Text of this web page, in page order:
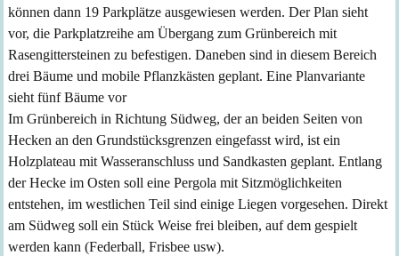
können dann 19 Parkplätze ausgewiesen werden. Der Plan sieht
vor, die Parkplatzreihe am Übergang zum Grünbereich mit
Rasengittersteinen zu befestigen. Daneben sind in diesem Bereich
drei Bäume und mobile Pflanzkästen geplant. Eine Planvariante
sieht fünf Bäume vor
Im Grünbereich in Richtung Südweg, der an beiden Seiten von
Hecken an den Grundstücksgrenzen eingefasst wird, ist ein
Holzplateau mit Wasseranschluss und Sandkasten geplant. Entlang
der Hecke im Osten soll eine Pergola mit Sitzmöglichkeiten
entstehen, im westlichen Teil sind einige Liegen vorgesehen. Direkt
am Südweg soll ein Stück Weise frei bleiben, auf dem gespielt
werden kann (Federball, Frisbee usw).